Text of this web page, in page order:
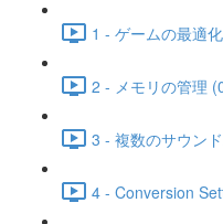
1 - ゲームの最適
2 - メモリの管理
3 - 複数のサウン
4 - Conversion